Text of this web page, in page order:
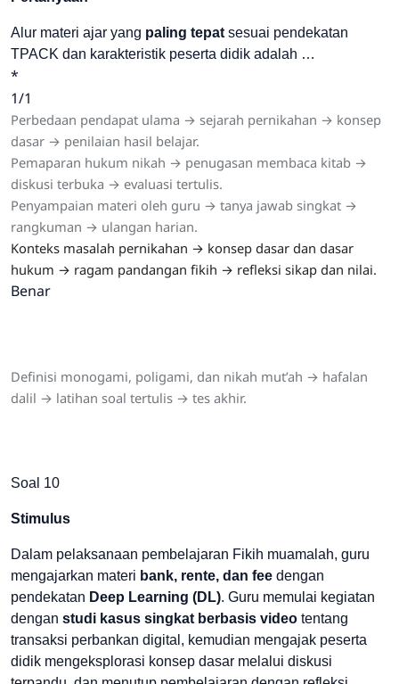
Alur materi ajar yang paling tepat sesuai pendekatan
TPACK dan karakteristik peserta didik adalah …
*
1/1
Perbedaan pendapat ulama → sejarah pernikahan → konsep
dasar → penilaian hasil belajar.
Pemaparan hukum nikah → penugasan membaca kitab →
diskusi terbuka → evaluasi tertulis.
Penyampaian materi oleh guru → tanya jawab singkat →
rangkuman → ulangan harian.
Konteks masalah pernikahan → konsep dasar dan dasar
hukum → ragam pandangan fikih → refleksi sikap dan nilai.
Benar
Definisi monogami, poligami, dan nikah mut’ah → hafalan
dalil → latihan soal tertulis → tes akhir.
Soal 10
Stimulus
Dalam pelaksanaan pembelajaran Fikih muamalah, guru
mengajarkan materi bank, rente, dan fee dengan
pendekatan Deep Learning (DL). Guru memulai kegiatan
dengan studi kasus singkat berbasis video tentang
transaksi perbankan digital, kemudian mengajak peserta
didik mengeksplorasi konsep dasar melalui diskusi